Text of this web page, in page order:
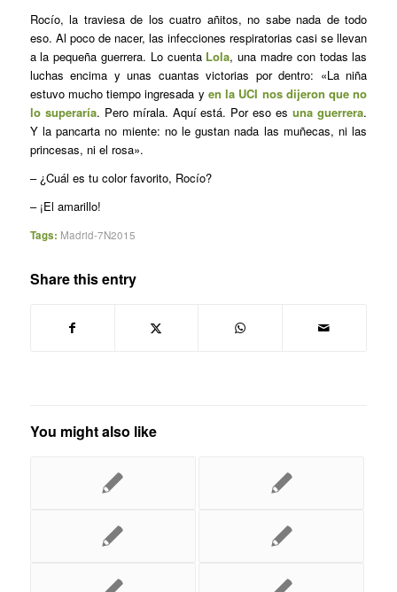
Rocío, la traviesa de los cuatro añitos, no sabe nada de todo
eso. Al poco de nacer, las infecciones respiratorias casi se llevan
a la pequeña guerrera. Lo cuenta Lola, una madre con todas las
luchas encima y unas cuantas victorias por dentro: «La niña
estuvo mucho tiempo ingresada y en la UCI nos dijeron que no
lo superaría. Pero mírala. Aquí está. Por eso esuna guerrera.
Y la pancarta no miente: no le gustan nada las muñecas, ni las
princesas, ni el rosa».
– ¿Cuál es tu color favorito, Rocío?
– ¡El amarillo!
Tags: Madrid-7N2015
Share this entry
You might also like